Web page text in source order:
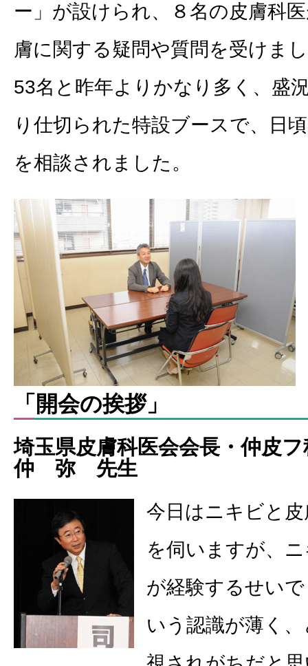
ー」が設けられ、８名の皮膚科
膚に関する疑問や質問を受けま
53名と昨年よりかなり多く、盛
り仕切られた特設ブースで、日
を相談されました。
「開会の挨拶」
埼玉県皮膚科医会会長・仲皮
仲 弥 先生
今日はニキビと
を伺いますが、
が経験するせい
いう認識が薄く